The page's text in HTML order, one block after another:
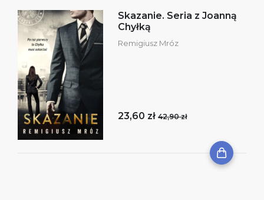
Skazanie. Seria z Joanną
Chyłką
Remigiusz Mróz
23,60 zł 42,90 zł